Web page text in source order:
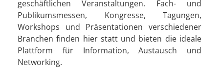
geschäftlichen Veranstaltungen. Fach- und
Publikumsmessen, Kongresse, Tagungen,
Workshops und Präsentationen verschiedener
Branchen finden hier statt und bieten die ideale
Plattform für Information, Austausch und
Networking.